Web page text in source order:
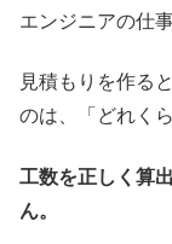
エンジニアの仕
見積もりを作る
のは、「どれく
工数を正しく算
ん。